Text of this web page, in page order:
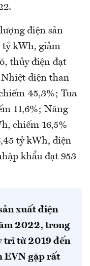
điện sản
tỷ kWh, giảm
thủy điện đạt
Nhiệt điện than
45,3%; Tua
11,6%; Năng
chiếm 16,5%
tỷ kWh, điện
khẩu đạt 953
xuất điện
2022, trong
trì từ 2019 đến
EVN gặp rất